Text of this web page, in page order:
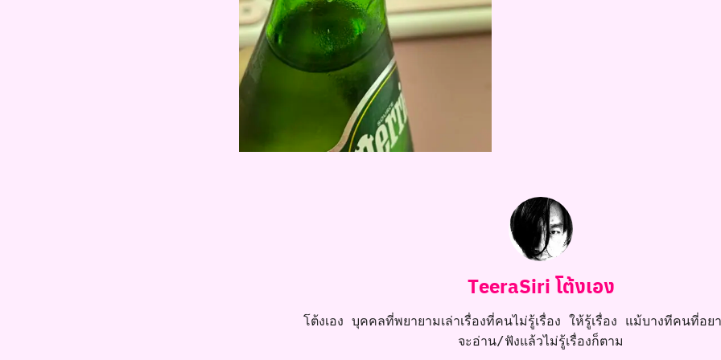
TeeraSiri โต้งเอง
โต้งเอง บุคคลที่พยายามเล่าเรื่องที่คนไม่รู้เรื่อง ให้รู้เรื่อง แม้บางทีคนที่อยา
จะอ่าน/ฟังแล้วไม่รู้เรื่องก็ตาม